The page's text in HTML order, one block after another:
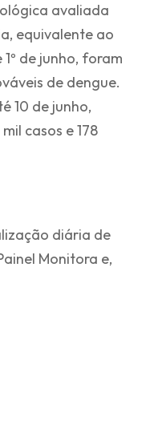
avaliada
equivalente ao
de junho, foram
de dengue.
10 de junho,
casos e 178
diária de
Monitora e,